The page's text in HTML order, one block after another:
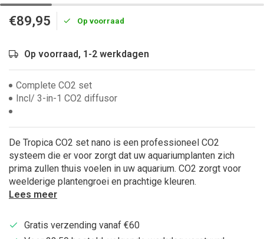
€89,95 Op voorraad
Op voorraad, 1-2 werkdagen
Complete CO2 set
Incl/ 3-in-1 CO2 diffusor
De Tropica CO2 set nano is een professioneel CO2
systeem die er voor zorgt dat uw aquariumplanten zich
prima zullen thuis voelen in uw aquarium. CO2 zorgt voor
weelderige plantengroei en prachtige kleuren.
Lees meer
Gratis verzending vanaf €60